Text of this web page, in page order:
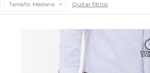
Tamaño: Mediano Quitar filtros